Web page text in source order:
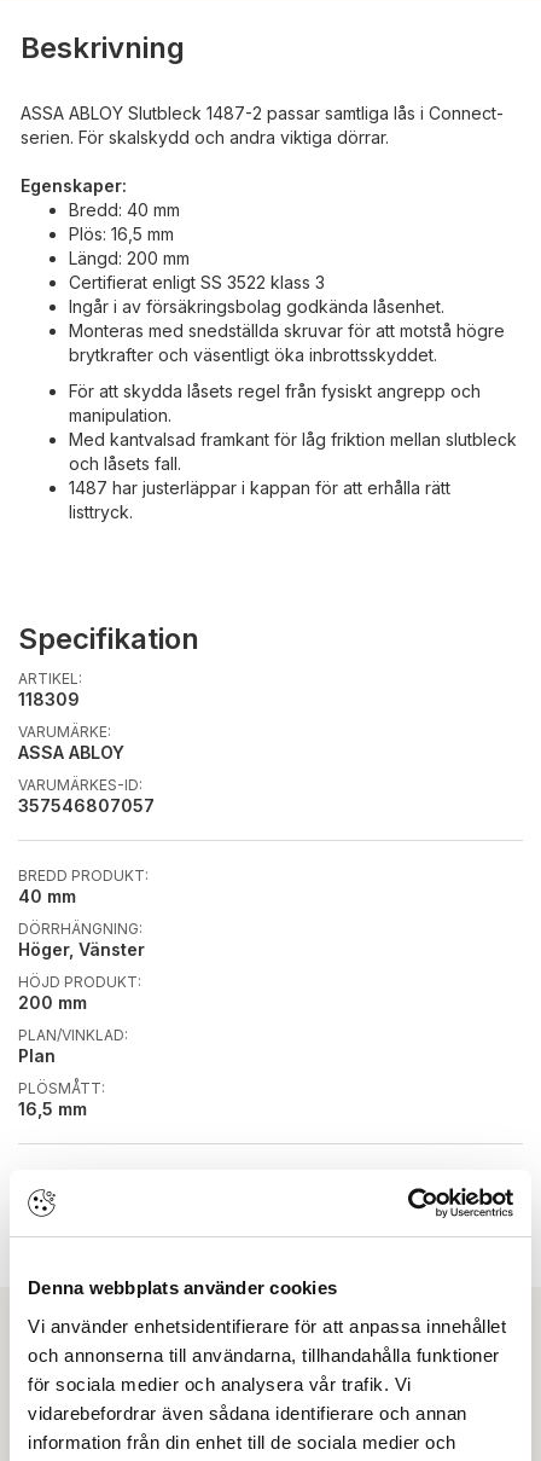
Denna webbplats använder cookies
Vi använder enhetsidentifierare för att anpassa innehållet
och annonserna till användarna, tillhandahålla funktioner
för sociala medier och analysera vår trafik. Vi
vidarebefordrar även sådana identifierare och annan
information från din enhet till de sociala medier och
Beskrivning
ASSA ABLOY Slutbleck 1487-2 passar samtliga lås i Connect-
serien. För skalskydd och andra viktiga dörrar.
Egenskaper:
Bredd: 40 mm
Plös: 16,5 mm
Längd: 200 mm
Certifierat enligt SS 3522 klass 3
Ingår i av försäkringsbolag godkända låsenhet.
Monteras med snedställda skruvar för att motstå högre
brytkrafter och väsentligt öka inbrottsskyddet.
För att skydda låsets regel från fysiskt angrepp och
manipulation.
Med kantvalsad framkant för låg friktion mellan slutbleck
och låsets fall.
1487 har justerläppar i kappan för att erhålla rätt
listtryck.
Specifikation
ARTIKEL:
118309
VARUMÄRKE:
ASSA ABLOY
VARUMÄRKES-ID:
357546807057
BREDD PRODUKT:
40 mm
DÖRRHÄNGNING:
Höger, Vänster
HÖJD PRODUKT:
200 mm
PLAN/VINKLAD:
Plan
PLÖSMÅTT:
16,5 mm
Nej
Ladda ner
Drift & skötsel